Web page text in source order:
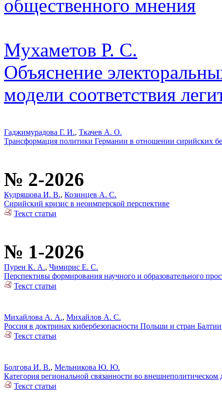
общественного мнения
Мухаметов Р. С.
Объяснение
модели соответствия
Гаджимурадова Г. И., Ткачев А. О.
Трансформация политики Германии в отношении сирийских
№ 2-2026
Кудряшова И. В., Козинцев А. С.
Сирийский кризис в неоимперской перспективе
Текст статьи
№ 1-2026
Пурен К. А., Чимирис Е. С.
Перспективы формирования научного и образовательного
Текст статьи
Михайлова А. А., Михайлов А. С.
Россия в доктринах кибербезопасности Польши и стран Балтии
Текст статьи
Болгова И. В., Мельникова Ю. Ю.
Категория региональной связанности во
Текст статьи